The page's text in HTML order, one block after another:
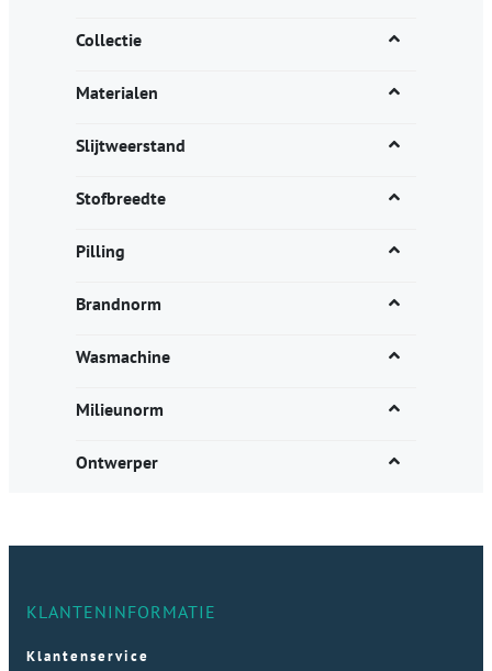
Collectie
Materialen
Slijtweerstand
Stofbreedte
Pilling
Brandnorm
Wasmachine
Milieunorm
Ontwerper
KLANTENINFORMATIE
Klantenservice